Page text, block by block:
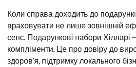
Коли справа доходить до
враховувати не лише зовнішній
сенс. Подарункові набори Хілларі
компліменти. Це про довіру до
здоров’я, підтримку локального